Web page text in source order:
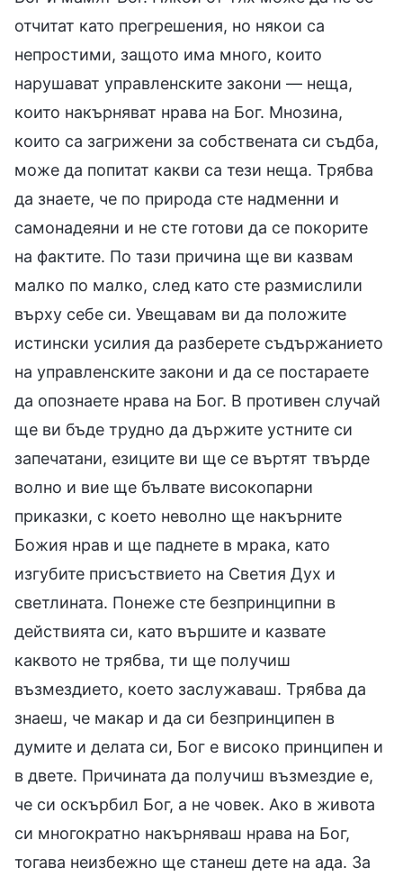
отчитат като прегрешения, но някои са
непростими, защото има много, които
нарушават управленските закони — неща,
които накърняват нрава на Бог. Мнозина,
които са загрижени за собствената си съдба,
може да попитат какви са тези неща. Трябва
да знаете, че по природа сте надменни и
самонадеяни и не сте готови да се покорите
на фактите. По тази причина ще ви казвам
малко по малко, след като сте размислили
върху себе си. Увещавам ви да положите
истински усилия да разберете съдържанието
на управленските закони и да се постараете
да опознаете нрава на Бог. В противен случай
ще ви бъде трудно да държите устните си
запечатани, езиците ви ще се въртят твърде
волно и вие ще бълвате високопарни
приказки, с което неволно ще накърните
Божия нрав и ще паднете в мрака, като
изгубите присъствието на Светия Дух и
светлината. Понеже сте безпринципни в
действията си, като вършите и казвате
каквото не трябва, ти ще получиш
възмездието, което заслужаваш. Трябва да
знаеш, че макар и да си безпринципен в
думите и делата си, Бог е високо принципен и
в двете. Причината да получиш възмездие е,
че си оскърбил Бог, а не човек. Ако в живота
си многократно накърняваш нрава на Бог,
тогава неизбежно ще станеш дете на ада. За